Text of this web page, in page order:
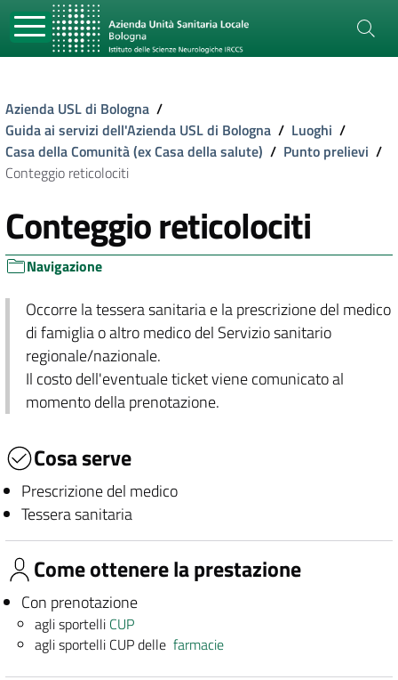
Azienda USL di Bologna /
Guida ai servizi dell'Azienda USL di Bologna / Luoghi /
Casa della Comunità (ex Casa della salute) / Punto prelievi /
Conteggio reticolociti
Conteggio reticolociti
Navigazione
Occorre la tessera sanitaria e la prescrizione del medico
di famiglia o altro medico del Servizio sanitario
regionale/nazionale.
Il costo dell'eventuale ticket viene comunicato al
momento della prenotazione.
Cosa serve
Prescrizione del medico
Tessera sanitaria
Come ottenere la prestazione
Con prenotazione
agli sportelli CUP
agli sportelli CUP dellefarmacie